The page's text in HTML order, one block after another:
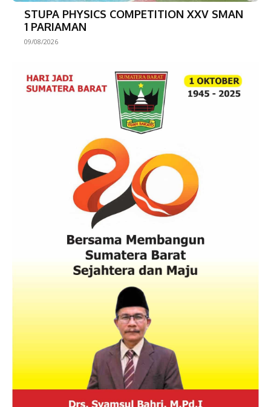
STUPA PHYSICS COMPETITION XXV SMAN
1 PARIAMAN
09/08/2026